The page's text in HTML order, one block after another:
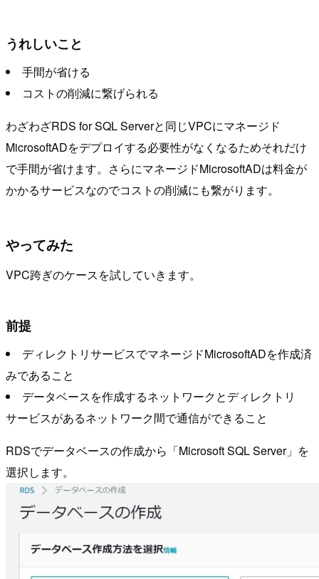
うれしいこと
手間が省ける
コストの削減に繋げられる
わざわざRDS for SQL Serverと同じVPCにマネージド
MicrosoftADをデプロイする必要性がなくなるためそれだけ
で手間が省けます。さらにマネージドMicrosoftADは料金が
かかるサービスなのでコストの削減にも繋がります。
やってみた
VPC跨ぎのケースを試していきます。
前提
ディレクトリサービスでマネージドMicrosoftADを作成済
みであること
データベースを作成するネットワークとディレクトリ
サービスがあるネットワーク間で通信ができること
RDSでデータベースの作成から「Microsoft SQL Server」を
選択します。